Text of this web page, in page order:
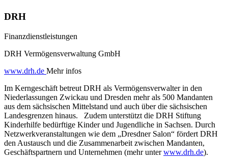
DRH
Finanzdienstleistungen
DRH Vermögensverwaltung GmbH
www.drh.de Mehr infos
Im Kerngeschäft betreut DRH als Vermögensverwalter in den
Niederlassungen Zwickau und Dresden mehr als 500 Mandanten
aus dem sächsischen Mittelstand und auch über die sächsischen
Landesgrenzen hinaus. Zudem unterstützt die DRH Stiftung
Kinderhilfe bedürftige Kinder und Jugendliche in Sachsen. Durch
Netzwerkveranstaltungen wie dem „Dresdner Salon“ fördert DRH
den Austausch und die Zusammenarbeit zwischen Mandanten,
Geschäftspartnern und Unternehmen (mehr unterwww.drh.de).